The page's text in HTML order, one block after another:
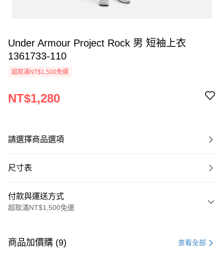
Under Armour Project Rock 男 短袖上衣
1361733-110
超取滿NT$1,500免運
NT$1,280
請選擇商品選項
尺寸表
付款與運送方式
超取滿NT$1,500免運
信用卡一次付款
商品加價購 (9) 查看全部